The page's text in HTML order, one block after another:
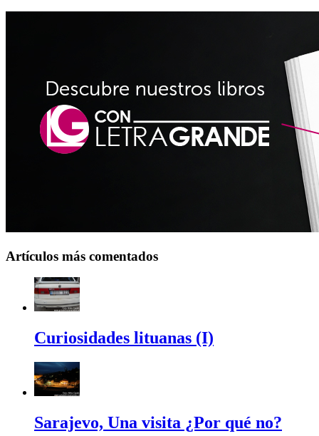
Artículos más comentados
Curiosidades lituanas (I)
Sarajevo, Una visita ¿Por qué no?